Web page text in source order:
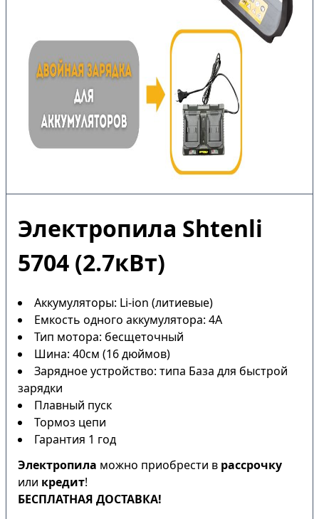
Электропила Shtenli
5704 (2.7кВт)
Аккумуляторы: Li-ion (литиевые)
Емкость одного аккумулятора: 4А
Тип мотора: бесщеточный
Шина: 40см (16 дюймов)
Зарядное устройство: типа База для быстрой
зарядки
Плавный пуск
Тормоз цепи
Гарантия 1 год
Электропила можно приобрести в рассрочку
или кредит!
БЕСПЛАТНАЯ ДОСТАВКА!